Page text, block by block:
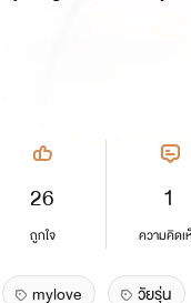
26
ถูกใจ
1
ความคิดเ
mylove วัยรุ่น